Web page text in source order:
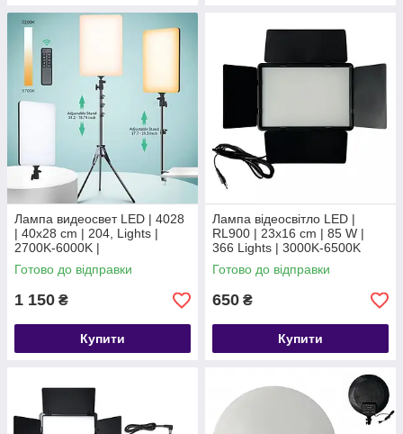
Лампа видеосвет LED | 4028
| 40x28 cm | 204, Lights |
2700K-6000K |
Готово до відправки
1 150 ₴
Купити
Лампа відеосвітло LED |
RL900 | 23x16 cm | 85 W |
366 Lights | 3000K-6500K
Готово до відправки
650 ₴
Купити